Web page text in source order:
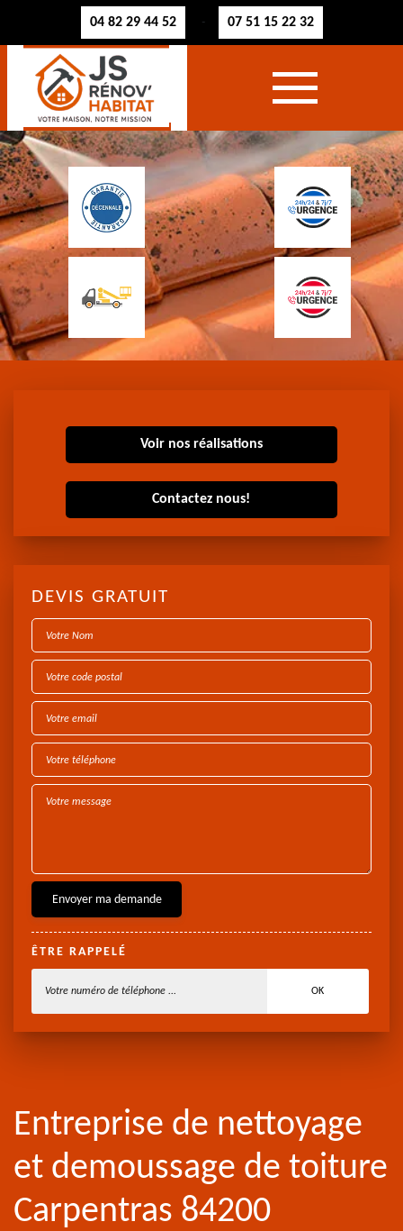
04 82 29 44 52 - 07 51 15 22 32
Voir nos réalisations
Contactez nous!
DEVIS GRATUIT
ÊTRE RAPPELÉ
Entreprise de nettoyage
et demoussage de toiture
Carpentras 84200